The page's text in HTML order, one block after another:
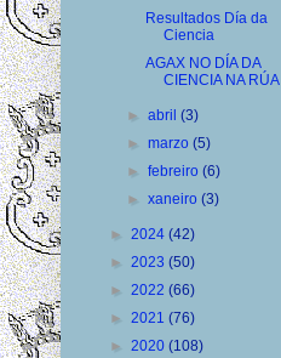
Resultados Día da
Ciencia
AGAX NO DÍA DA
CIENCIA NA RÚA
►abril(3)
►marzo(5)
►febreiro(6)
►xaneiro(3)
► 2024 (42)
► 2023 (50)
► 2022 (66)
► 2021 (76)
► 2020 (108)